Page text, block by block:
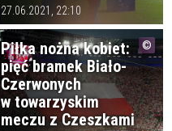
27.06.2021, 22:10
Piłka nożna kobiet:
pięć bramek Biało-
Czerwonych
w towarzyskim
meczu z Czeszkami